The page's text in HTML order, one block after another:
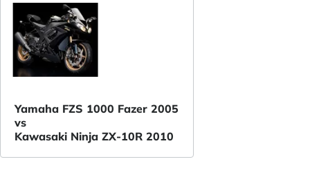
Yamaha FZS 1000 Fazer 2005
vs
Kawasaki Ninja ZX-10R 2010